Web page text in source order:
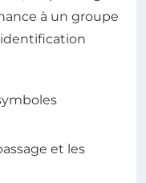
à un groupe
et les